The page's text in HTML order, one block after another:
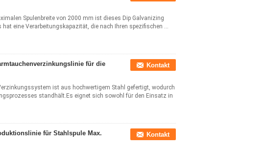
Spulenbreite von 2000 mm ist dieses Dip Galvanizing
hat eine Verarbeitungskapazität, die nach Ihren spezifischen ...
für die
Kontakt
ist aus hochwertigem Stahl gefertigt, wodurch
standhält.Es eignet sich sowohl für den Einsatz in
für Stahlspule Max.
Kontakt